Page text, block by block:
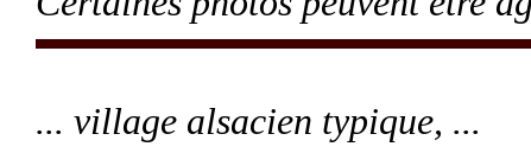
... village alsacien typique, ...